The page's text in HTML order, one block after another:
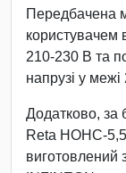
Передбачена
користувачем
210-230 В та
напрузі у
Додатково, за
Reta НОНС-5,5
виготовлений